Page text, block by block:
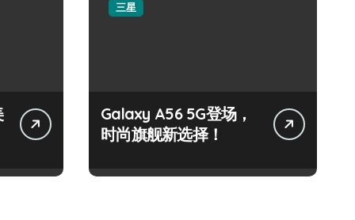
三星
Galaxy A56 5G登场，
时尚旗舰新选择！